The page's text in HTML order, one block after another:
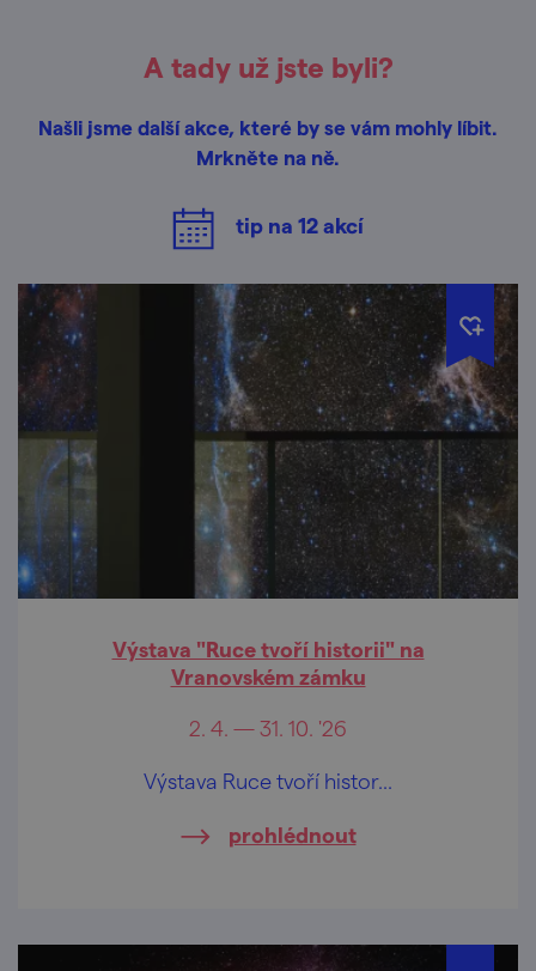
A tady už jste byli?
Našli jsme další akce, které by se vám mohly líbit.
Mrkněte na ně.
tip na 12akcí
Výstava "Ruce tvoří historii" na
Vranovském zámku
2. 4. — 31. 10. '26
Výstava Ruce tvoří histor...
prohlédnout